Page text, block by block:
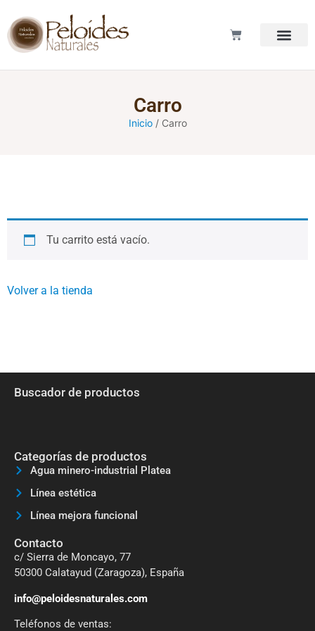
Carro
Inicio/ Carro
Tu carrito está vacío.
Volver a la tienda
Buscador de productos
Categorías de productos
Agua minero-industrial Platea
Línea estética
Línea mejora funcional
Contacto
c/ Sierra de Moncayo, 77
50300 Calatayud (Zaragoza), España
info@peloidesnaturales.com
Teléfonos de ventas: